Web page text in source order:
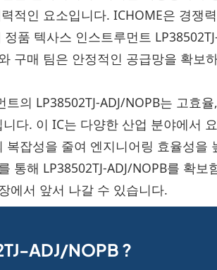
적인 요소입니다. ICHOME은 경쟁
품 텍사스 인스트루먼트
구매 팀은 안정적인 공급망을 확보
의 LP38502TJ-ADJ/NOPB는 고효
다. 이 IC는 다양한 산업 분야에서
잡성을 줄여 엔지니어링 효율성을
통해 LP38502TJ-ADJ/NOPB를 확보
에서 앞서 나갈 수 있습니다.
ADJ/NOPB ?